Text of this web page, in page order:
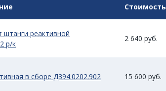
Стоимость
штанги реактивной
р/к
2 640 руб.
в сборе Д394.0202.902 15 600 руб.